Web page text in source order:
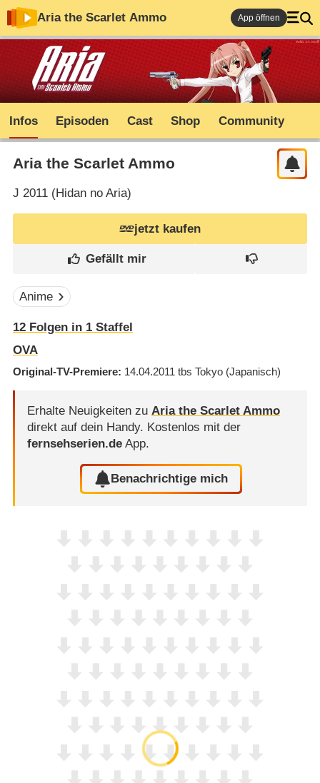
Aria the Scarlet Ammo App öffnen
Infos Episoden Cast Shop Community
Aria the Scarlet Ammo
J 2011 (Hidan no Aria)
jetzt kaufen
Anime
12Folgen in 1Staffel
OVA
Original-TV-Premiere 14.04.2011 tbs Tokyo (Japanisch)
Erhalte Neuigkeiten zu Aria the Scarlet Ammo
direkt auf dein Handy. Kostenlos mit der
fernsehserien.deApp.
Benachrichtige mich